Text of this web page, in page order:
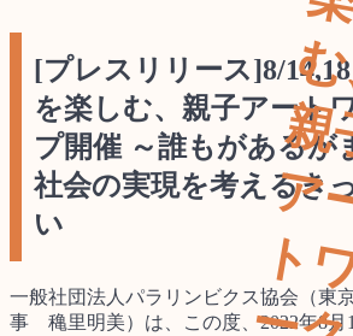
[プレスリリース]8/
を楽しむ、親子アート
プ開催 ～誰もがあるが
社会の実現を考えるき
い
一般社団法人パラリンビクス協会（東
事 穐里明美）は、この度、2022年8月